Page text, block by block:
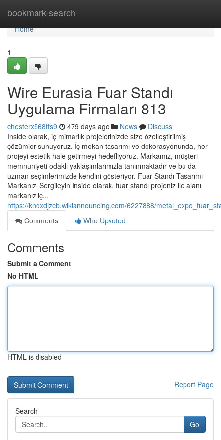
bookmark-search
Home
Home
1
Wire Eurasia Fuar Standı
Uygulama Firmaları 813
chesterx568tts9 479 days ago News
Discuss
Inside olarak, iç mimarlık projelerinizde size özelleştirilmiş
çözümler sunuyoruz. İç mekan tasarımı ve dekorasyonunda, her
projeyi estetik hale getirmeyi hedefliyoruz. Markamız, müşteri
memnuniyeti odaklı yaklaşımlarımızla tanınmaktadır ve bu da
uzman seçimlerimizde kendini gösteriyor. Fuar Standı Tasarımı
Markanızı Sergileyin Inside olarak, fuar standı projeniz ile alanı
markanız iç...
https://knoxdjzcb.wikiannouncing.com/6227888/
Comments
Who Upvoted
Comments
Submit a Comment
No HTML
HTML is disabled
Report Page
Search
Go